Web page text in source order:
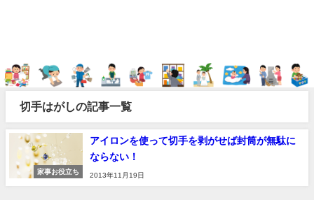
切手はがしの記事一覧
家事お役立ち
アイロンを使って切手を剥がせば封筒が無駄に
ならない！
2013年11月19日